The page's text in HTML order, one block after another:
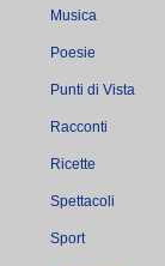
Musica
Poesie
Punti di Vista
Racconti
Ricette
Spettacoli
Sport